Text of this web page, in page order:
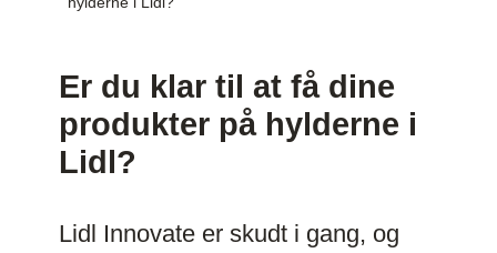
Er du klar til at få dine
produkter på hylderne i
Lidl?
Lidl Innovate er skudt i gang, og